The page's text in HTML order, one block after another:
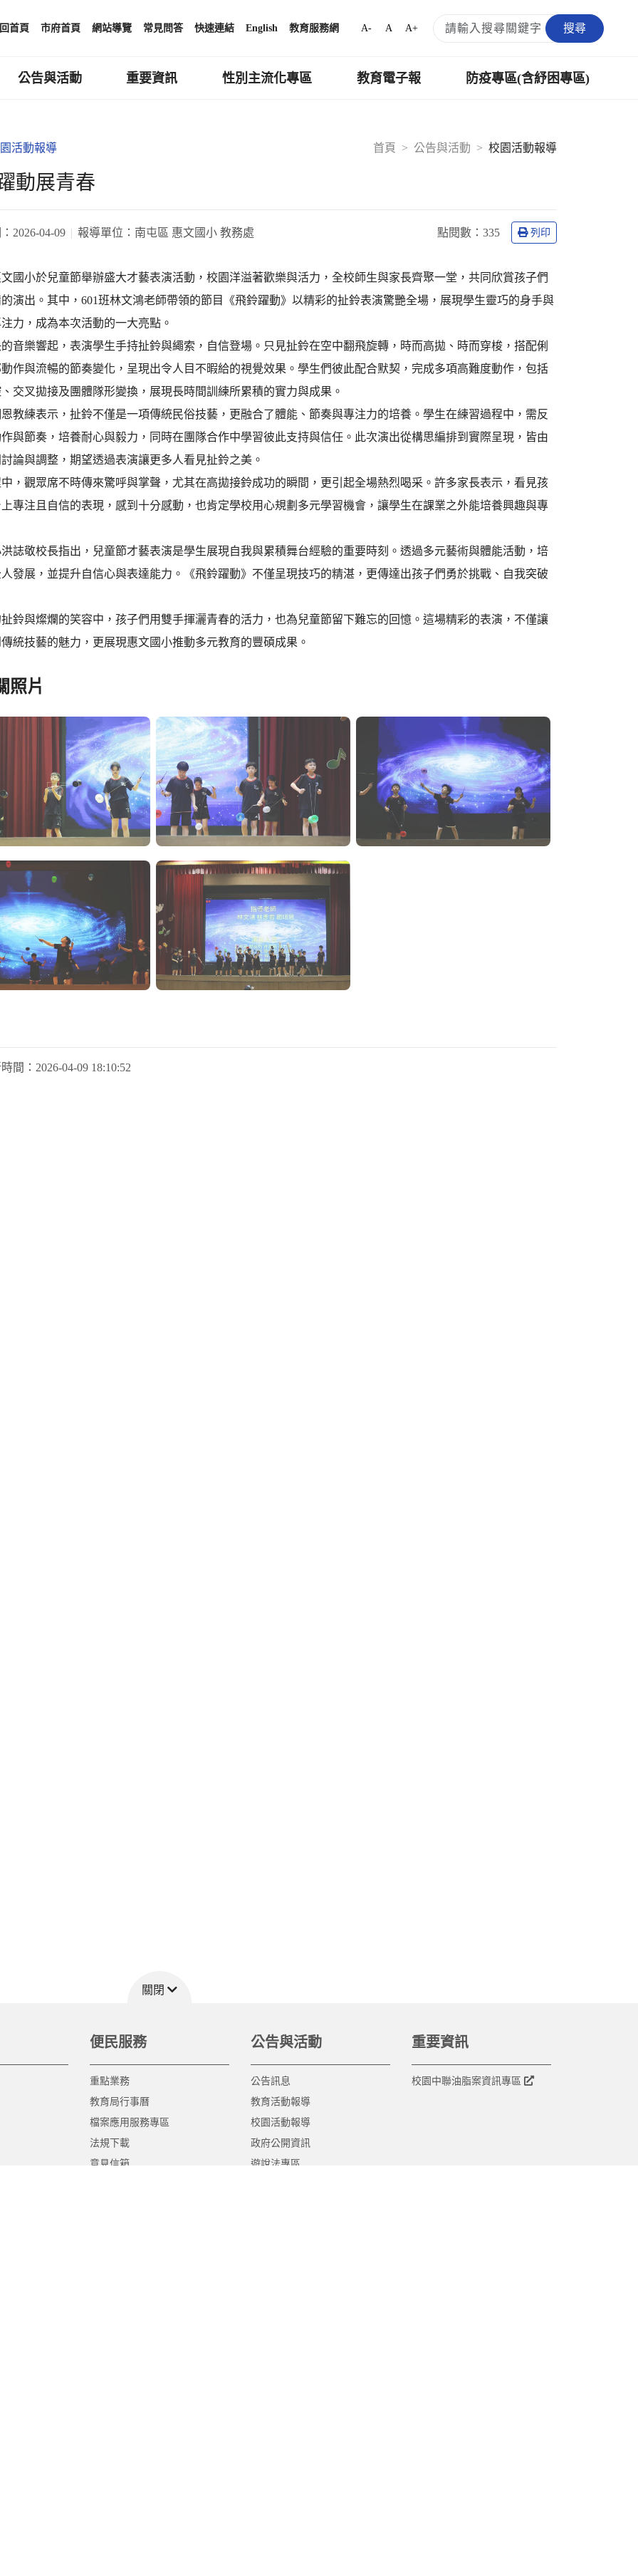
回首頁 市府首頁 網站導覽 常見問答 快速連結 English 教育服務網 A- A A+ 搜尋
公告與活動 重要資訊 性別主流化專區 教育電子報 防疫專區(含紓困專區)
首頁 公告與活動 校園活動報導
活動報導
動展青春
2026-04-09 報導單位： 南屯區 惠文國小 教務處 點閱數： 335 列印
國小於兒童節舉辦盛大才藝表演活動，校園洋溢著歡樂與活力，全校師生與家長齊聚一堂，共同欣賞孩子們
演出。其中，601班林文鴻老師帶領的節目《飛鈴躍動》以精彩的扯鈴表演驚艷全場，展現學生靈巧的身手與
力，成為本次活動的一大亮點。
音樂響起，表演學生手持扯鈴與繩索，自信登場。只見扯鈴在空中翻飛旋轉，時而高拋、時而穿梭，搭配俐
作與流暢的節奏變化，呈現出令人目不暇給的視覺效果。學生們彼此配合默契，完成多項高難度動作，包括
交叉拋接及團體隊形變換，展現長時間訓練所累積的實力與成果。
教練表示，扯鈴不僅是一項傳統民俗技藝，更融合了體能、節奏與專注力的培養。學生在練習過程中，需反
與節奏，培養耐心與毅力，同時在團隊合作中學習彼此支持與信任。此次演出從構思編排到實際呈現，皆由
論與調整，期望透過表演讓更多人看見扯鈴之美。
，觀眾席不時傳來驚呼與掌聲，尤其在高拋接鈴成功的瞬間，更引起全場熱烈喝采。許多家長表示，看見孩
專注且自信的表現，感到十分感動，也肯定學校用心規劃多元學習機會，讓學生在課業之外能培養興趣與專
誌敬校長指出，兒童節才藝表演是學生展現自我與累積舞台經驗的重要時刻。透過多元藝術與體能活動，培
發展，並提升自信心與表達能力。《飛鈴躍動》不僅呈現技巧的精湛，更傳達出孩子們勇於挑戰、自我突破
鈴與燦爛的笑容中，孩子們用雙手揮灑青春的活力，也為兒童節留下難忘的回憶。這場精彩的表演，不僅讓
統技藝的魅力，更展現惠文國小推動多元教育的豐碩成果。
照片
間： 2026-04-09 18:10:52
關閉
便民服務
重點業務
教育局行事曆
檔案應用服務專區
法規下載
意見信箱
公告與活動
公告訊息
教育活動報導
校園活動報導
政府公開資訊
遊說法專區
重要資訊
校園中聯油脂案資訊專區